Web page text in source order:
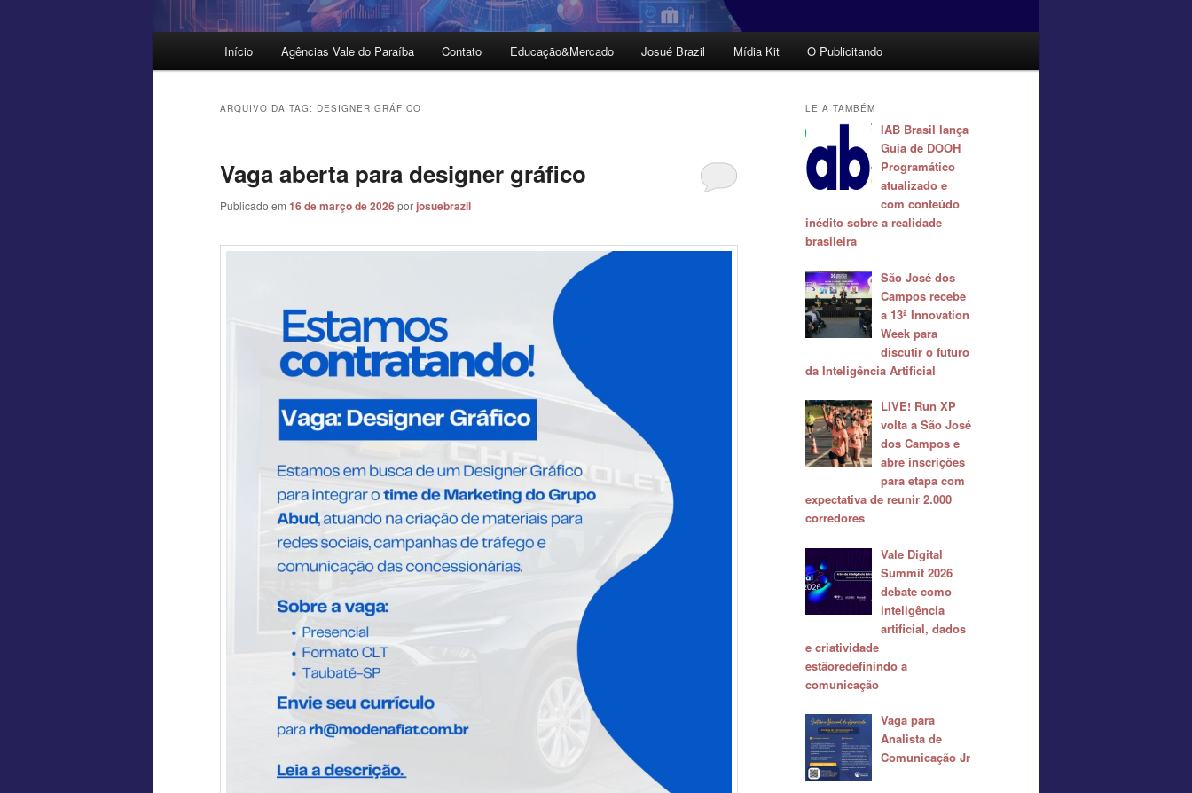
Início Agências Vale do Paraíba Contato Educação&Mercado Josué Brazil Mídia Kit O Publicitando
ARQUIVO DA TAG: DESIGNER GRÁFICO
Vaga aberta para designer gráfico
Publicado em 16 de março de 2026porjosuebrazil
LEIA TAMBÉM
IAB Brasil lança
Guia de DOOH
Programático
atualizado e
com conteúdo
inédito sobre a realidade
brasileira
São José dos
Campos recebe
a 13ª Innovation
Week para
discutir o futuro
da Inteligência Artificial
LIVE! Run XP
volta a São José
dos Campos e
abre inscrições
para etapa com
expectativa de reunir 2.000
corredores
Vale Digital
Summit 2026
debate como
inteligência
artificial, dados
e criatividade
estãoredefinindo a
comunicação
Vaga para
Analista de
Comunicação Jr